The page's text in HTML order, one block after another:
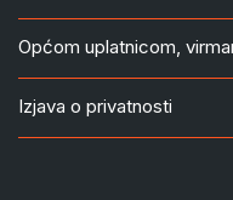
Općom uplatnicom,
Izjava o privatnosti